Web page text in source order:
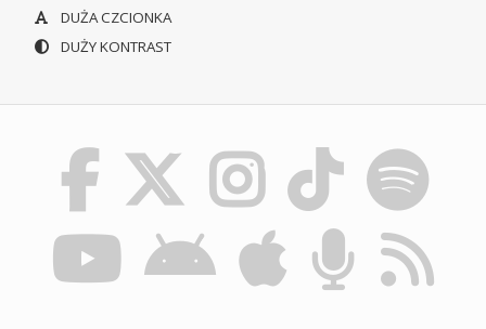
DUŻA CZCIONKA
DUŻY KONTRAST